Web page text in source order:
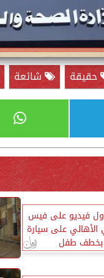
حقيقة شائعة
فيديو على فيس
على سيارة
بخطف طفل